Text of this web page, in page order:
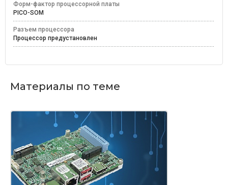
Форм-фактор процессорной платы
PICO-SOM
Разъем процессора
Процессор предустановлен
Материалы по теме